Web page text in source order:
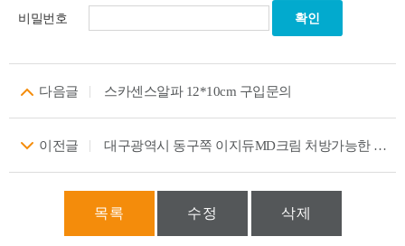
비밀번호
다음글 스카센스알파 12*10cm 구입문의
이전글 대구광역시 동구쪽 이지듀MD크림 처방가능한 병원 알려주세요
목록 수정 삭제